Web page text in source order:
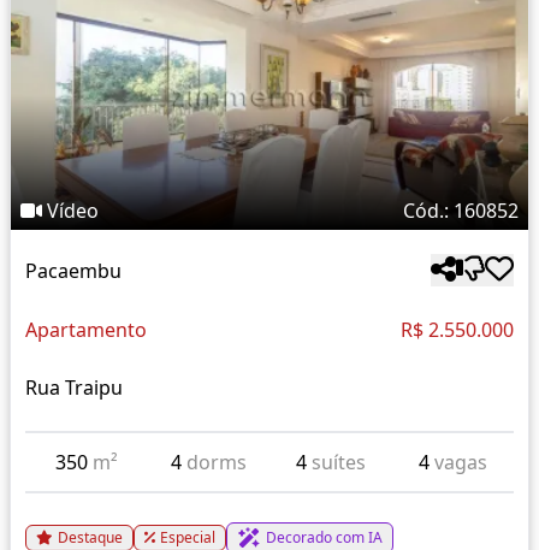
Vídeo Cód.: 160852
Pacaembu
Apartamento R$ 2.550.000
Rua Traipu
350 m² 4 dorms 4 suítes 4vagas
Destaque Especial Decorado com IA